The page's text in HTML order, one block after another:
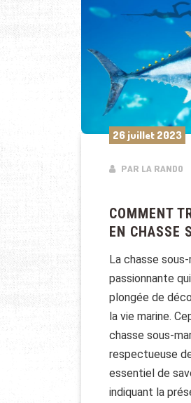
26 juillet 2023
PAR LA RANDO
COMMENT
EN CHASSE
La chasse
passionnante
plongée de
la vie marine.
chasse sous-
respectueuse
essentiel de
indiquant la